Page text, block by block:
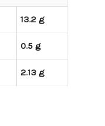
13.2 g
0.5 g
2.13 g